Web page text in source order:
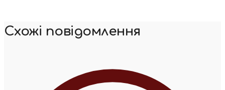
Схожі повідомлення